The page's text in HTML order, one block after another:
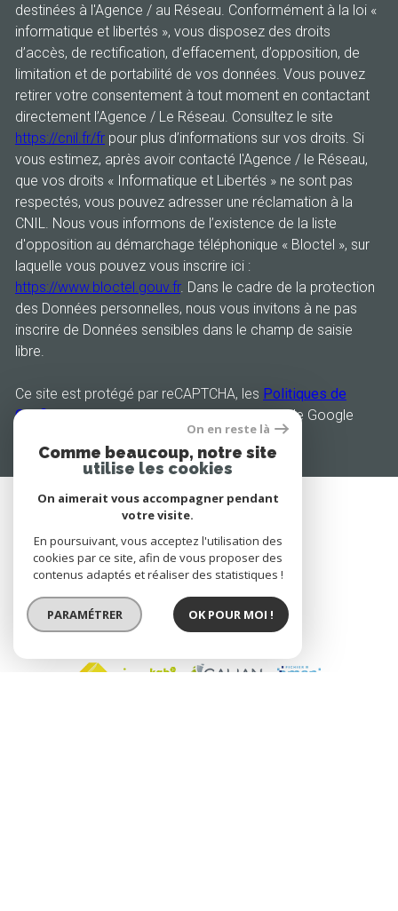
destinées à l'Agence / au Réseau. Conformément à la loi «
informatique et libertés », vous disposez des droits
d’accès, de rectification, d’effacement, d’opposition, de
limitation et de portabilité de vos données. Vous pouvez
retirer votre consentement à tout moment en contactant
directement l’Agence / Le Réseau. Consultez le site
https://cnil.fr/fr pour plus d’informations sur vos droits. Si
vous estimez, après avoir contacté l'Agence / le Réseau,
que vos droits « Informatique et Libertés » ne sont pas
respectés, vous pouvez adresser une réclamation à la
CNIL. Nous vous informons de l’existence de la liste
d'opposition au démarchage téléphonique « Bloctel », sur
laquelle vous pouvez vous inscrire ici :
https://www.bloctel.gouv.fr. Dans le cadre de la protection
des Données personnelles, nous vous invitons à ne pas
inscrire de Données sensibles dans le champ de saisie
libre.
Ce site est protégé par reCAPTCHA, les Politiques de
Confidentialitéet esConditions d'utilisationde Google
ESPACE CLIENT
ADHÉRENTS
On en reste là
Comme beaucoup, notre site
utilise les cookies
On aimerait vous accompagner pendant
votre visite.
En poursuivant, vous acceptez l'utilisation des
cookies par ce site, afin de vous proposer des
contenus adaptés et réaliser des statistiques !
PARAMÉTRER OK POUR MOI !